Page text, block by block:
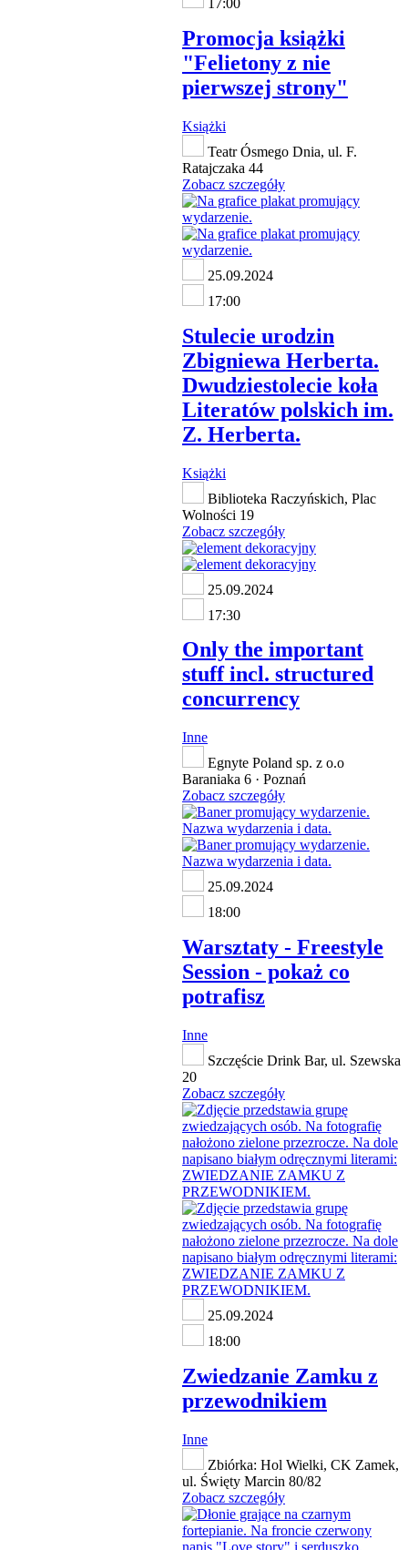
17:00
Promocja książki
"Felietony z nie
pierwszej strony"
Książki
Teatr Ósmego Dnia, ul. F.
Ratajczaka 44
Zobacz szczegóły
25.09.2024
17:00
Stulecie urodzin
Zbigniewa Herberta.
Dwudziestolecie koła
Literatów polskich im.
Z. Herberta.
Książki
Biblioteka Raczyńskich, Plac
Wolności 19
Zobacz szczegóły
25.09.2024
17:30
Only the important
stuff incl. structured
concurrency
Inne
Egnyte Poland sp. z o.o
Baraniaka 6 · Poznań
Zobacz szczegóły
25.09.2024
18:00
Warsztaty - Freestyle
Session - pokaż co
potrafisz
Inne
Szczęście Drink Bar, ul. Szewska
20
Zobacz szczegóły
25.09.2024
18:00
Zwiedzanie Zamku z
przewodnikiem
Inne
Zbiórka: Hol Wielki, CK Zamek,
ul. Święty Marcin 80/82
Zobacz szczegóły